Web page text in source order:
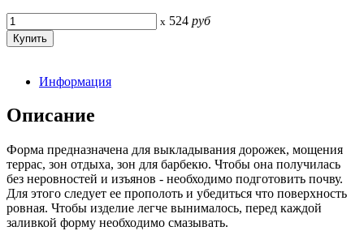
x 524 руб
Информация
Описание
Форма предназначена для выкладывания дорожек, мощения
террас, зон отдыха, зон для барбекю. Чтобы она получилась
без неровностей и изъянов - необходимо подготовить почву.
Для этого следует ее прополоть и убедиться что поверхность
ровная. Чтобы изделие легче вынималось, перед каждой
заливкой форму необходимо смазывать.